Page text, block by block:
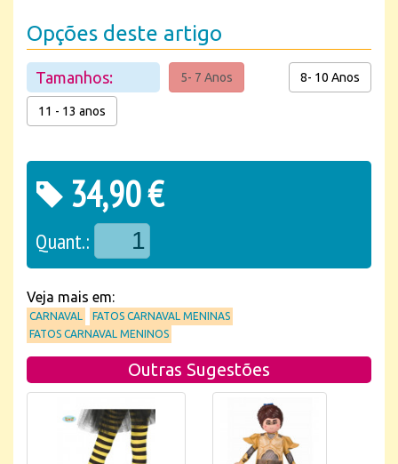
Opções deste artigo
Tamanhos: 5- 7 Anos 8- 10 Anos
11 - 13 anos
34,90 €
Quant.:
Veja mais em:
CARNAVAL
FATOS CARNAVAL MENINAS
FATOS CARNAVAL MENINOS
Outras Sugestões